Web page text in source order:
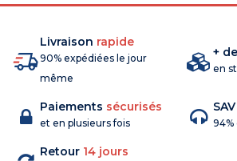
Livraison rapide
90% expédiées le jour
même
+ de
en
Paiements sécurisés
et en plusieurs fois
SAV
94%
Retour 14 jours